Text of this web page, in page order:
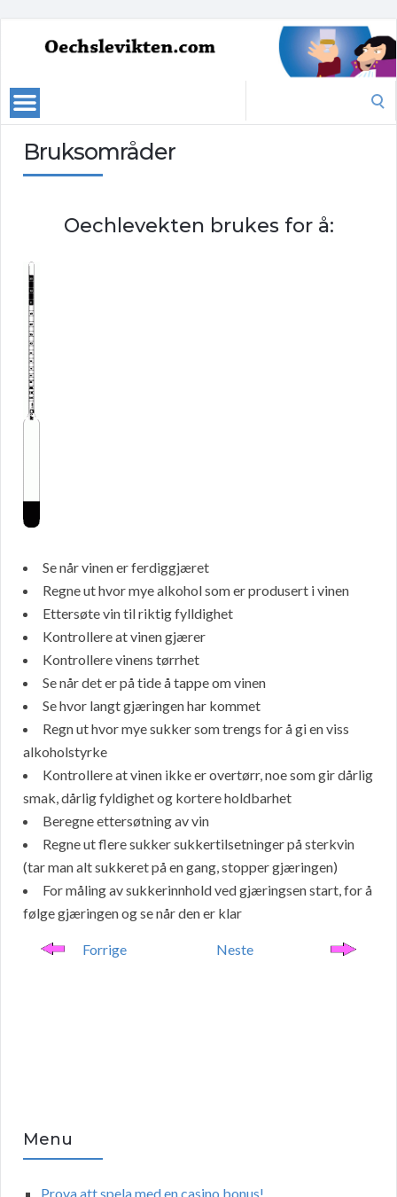
Bruksområder
Oechlevekten brukes for å:
Se når vinen er ferdiggjæret
Regne ut hvor mye alkohol som er produsert i vinen
Ettersøte vin til riktig fylldighet
Kontrollere at vinen gjærer
Kontrollere vinens tørrhet
Se når det er på tide å tappe om vinen
Se hvor langt gjæringen har kommet
Regn ut hvor mye sukker som trengs for å gi en viss
alkoholstyrke
Kontrollere at vinen ikke er overtørr, noe som gir dårlig
smak, dårlig fyldighet og kortere holdbarhet
Beregne ettersøtning av vin
Regne ut flere sukker sukkertilsetninger på sterkvin
(tar man alt sukkeret på en gang, stopper gjæringen)
For måling av sukkerinnhold ved gjæringsen start, for å
følge gjæringen og se når den er klar
Forrige Neste
Menu
Prova att spela med en casino bonus!